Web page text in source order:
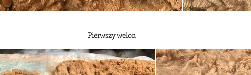
Pierwszy welon